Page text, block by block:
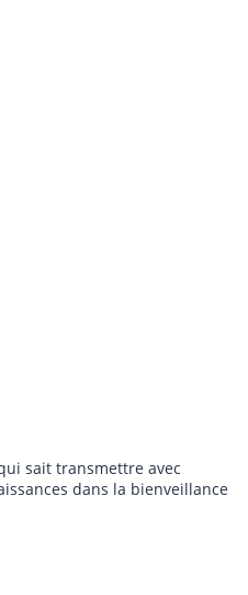
sait transmettre avec
dans la bienveillance